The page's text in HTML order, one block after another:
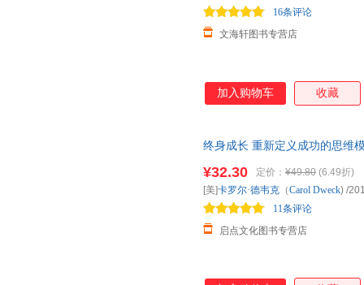
文海轩图书专营店
16条评论
加入购物车 收藏
终身成长 重新定义成功的思维
¥32.30 定价： ¥49.80 (6.49折)
启点文化图书专营店
11条评论
[美]卡罗尔·德韦克 （Carol Dweck) /